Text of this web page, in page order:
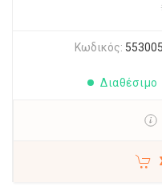
Κωδικός:
Διαθέσιμο